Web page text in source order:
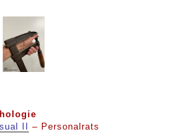
II
– Personalrats